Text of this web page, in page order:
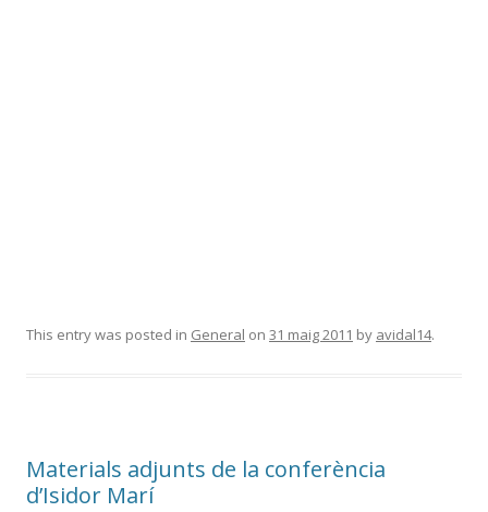
This entry was posted in General on 31 maig 2011 by avidal14.
Materials adjunts de la conferència
d’Isidor Marí